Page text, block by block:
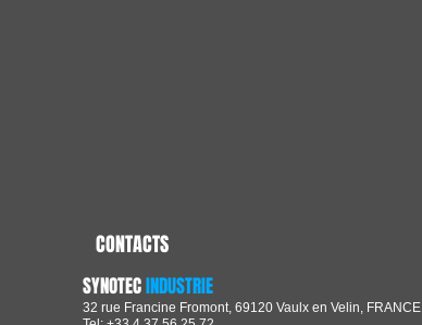
CONTACTS
SYNOTECINDUSTRIE
32 rue Francine Fromont, 69120 Vaulx en Velin, FRANCE